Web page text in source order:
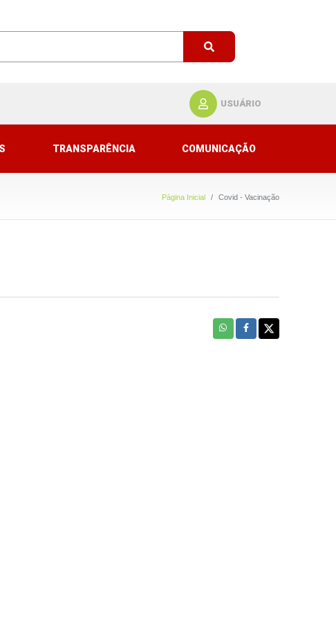
USUÁRIO
TRANSPARÊNCIA COMUNICAÇÃO
Página Inicial Covid - Vacinação